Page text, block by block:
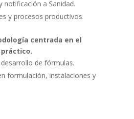
notificación a Sanidad.
y procesos productivos.
centrada en el
de fórmulas.
formulación, instalaciones y